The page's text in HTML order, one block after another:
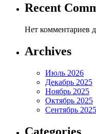
Recent
Нет комментариев
Archives
Июль 2026
Декабрь 2025
Ноябрь 2025
Октябрь 2025
Сентябрь 2025
Categories